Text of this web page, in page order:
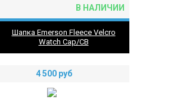
В НАЛИЧИИ
Шапка Emerson Fleece Velcro
Watch Cap/CB
4 500 руб